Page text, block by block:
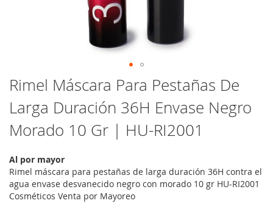
Saltar
al
comienzo
de
la
imágenes
Rimel Máscara Para Pestañas De
Larga Duración 36H Envase Negro
Morado 10 Gr | HU-RI2001
Al por mayor
Rimel máscara para pestañas de larga duración 36H contra el
agua envase desvanecido negro con morado 10 gr HU-RI2001
Cosméticos Venta por Mayoreo